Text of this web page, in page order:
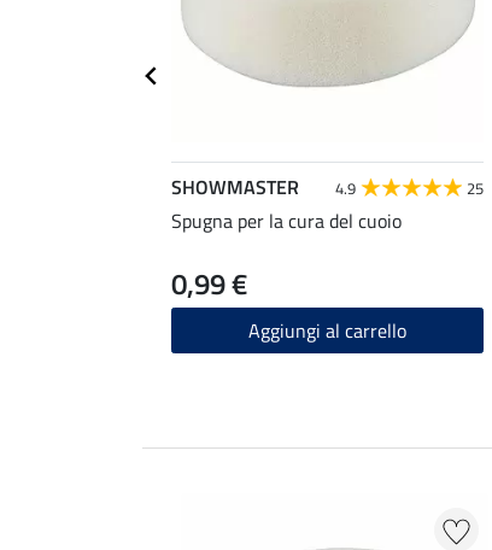
SHOWMASTER 4.9 25
Spugna per la cura del cuoio
0,99 €
Aggiungi al carrello